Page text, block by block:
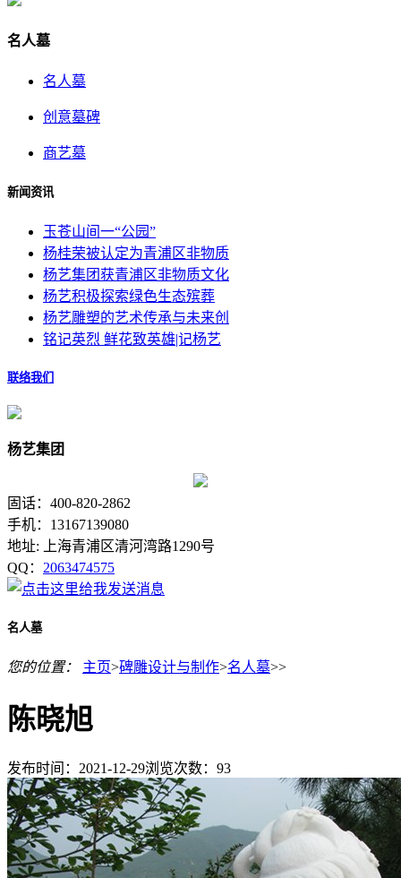
名人墓
名人墓
创意墓碑
商艺墓
新闻资讯
玉苍山间一“公园”
杨桂荣被认定为青浦区非物质
杨艺集团获青浦区非物质文化
杨艺积极探索绿色生态殡葬
杨艺雕塑的艺术传承与未来创
铭记英烈 鲜花致英雄|记杨艺
联络我们
杨艺集团
固话：400-820-2862
手机：13167139080
地址: 上海青浦区清河湾路1290号
QQ： 2063474575
名人墓
您的位置： 主页>碑雕设计与制作>名人墓>>
陈晓旭
发布时间：2021-12-29浏览次数： 93